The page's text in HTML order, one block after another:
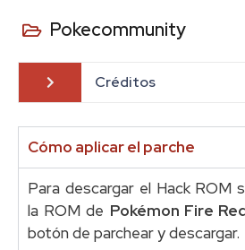
Pokecommunity
Créditos
Cómo aplicar el parche
Para descargar el Hack ROM
la ROM de Pokémon Fire
botón de parchear y descargar.